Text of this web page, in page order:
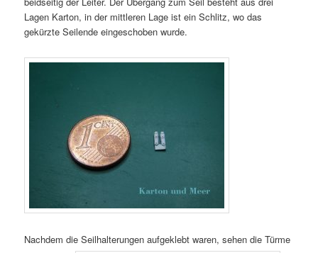
Lagen Karton, in der mittleren Lage ist ein Schlitz, wo das
gekürzte Seilende eingeschoben wurde.
Nachdem die Seilhalterungen aufgeklebt waren, sehen die Türme